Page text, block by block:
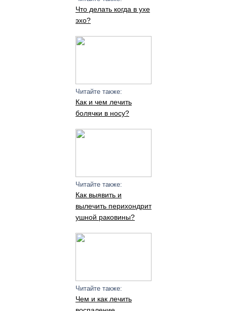
Что делать когда в ухе
эхо?
Читайте также:
Как и чем лечить
болячки в носу?
Читайте также:
Как выявить и
вылечить перихондрит
ушной раковины?
Читайте также:
Чем и как лечить